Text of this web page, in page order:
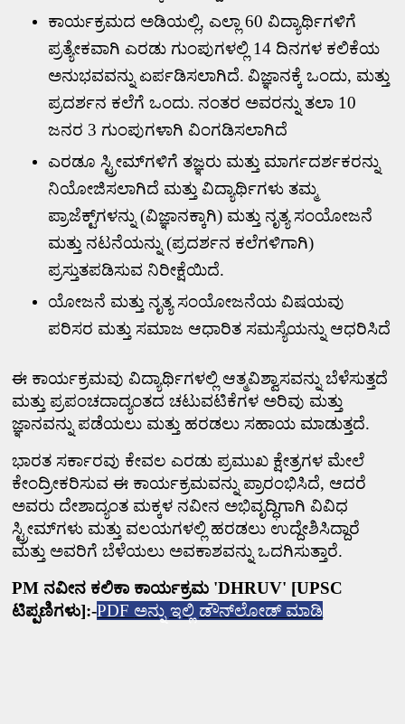
ಕಾರ್ಯಕ್ರಮದ ಅಡಿಯಲ್ಲಿ, ಎಲ್ಲಾ60ವಿದ್ಯಾರ್ಥಿಗಳಿಗೆ
ಪ್ರತ್ಯೇಕವಾಗಿ ಎರಡು ಗುಂಪುಗಳಲ್ಲಿ 14 ದಿನಗಳ ಕಲಿಕೆಯ
ಅನುಭವವನ್ನು ಏರ್ಪಡಿಸಲಾಗಿದೆ. ವಿಜ್ಞಾನಕ್ಕೆ ಒಂದು, ಮತ್ತು
ಪ್ರದರ್ಶನ ಕಲೆಗೆ ಒಂದು. ನಂತರ ಅವರನ್ನು ತಲಾ 10
ಜನರ 3 ಗುಂಪುಗಳಾಗಿ ವಿಂಗಡಿಸಲಾಗಿದೆ
ಎರಡೂ ಸ್ಟ್ರೀಮ್‌ಗಳಿಗೆ ತಜ್ಞರು ಮತ್ತು ಮಾರ್ಗದರ್ಶಕರನ್ನು
ನಿಯೋಜಿಸಲಾಗಿದೆ ಮತ್ತು ವಿದ್ಯಾರ್ಥಿಗಳು ತಮ್ಮ
ಪ್ರಾಜೆಕ್ಟ್‌ಗಳನ್ನು (ವಿಜ್ಞಾನಕ್ಕಾಗಿ) ಮತ್ತು ನೃತ್ಯ ಸಂಯೋಜನೆ
ಮತ್ತು ನಟನೆಯನ್ನು (ಪ್ರದರ್ಶನ ಕಲೆಗಳಿಗಾಗಿ)
ಪ್ರಸ್ತುತಪಡಿಸುವ ನಿರೀಕ್ಷೆಯಿದೆ.
ಯೋಜನೆ ಮತ್ತು ನೃತ್ಯ ಸಂಯೋಜನೆಯ ವಿಷಯವು
ಪರಿಸರ ಮತ್ತು ಸಮಾಜ ಆಧಾರಿತ ಸಮಸ್ಯೆಯನ್ನು ಆಧರಿಸಿದೆ
ಈ ಕಾರ್ಯಕ್ರಮವು ವಿದ್ಯಾರ್ಥಿಗಳಲ್ಲಿ ಆತ್ಮವಿಶ್ವಾಸವನ್ನು ಬೆಳೆಸುತ್ತದೆ
ಮತ್ತು ಪ್ರಪಂಚದಾದ್ಯಂತದ ಚಟುವಟಿಕೆಗಳ ಅರಿವು ಮತ್ತು
ಜ್ಞಾನವನ್ನು ಪಡೆಯಲು ಮತ್ತು ಹರಡಲು ಸಹಾಯ ಮಾಡುತ್ತದೆ.
ಭಾರತ ಸರ್ಕಾರವು ಕೇವಲ ಎರಡು ಪ್ರಮುಖ ಕ್ಷೇತ್ರಗಳ ಮೇಲೆ
ಕೇಂದ್ರೀಕರಿಸುವ ಈ ಕಾರ್ಯಕ್ರಮವನ್ನು ಪ್ರಾರಂಭಿಸಿದೆ, ಆದರೆ
ಅವರು ದೇಶಾದ್ಯಂತ ಮಕ್ಕಳ ನವೀನ ಅಭಿವೃದ್ಧಿಗಾಗಿ ವಿವಿಧ
ಸ್ಟ್ರೀಮ್‌ಗಳು ಮತ್ತು ವಲಯಗಳಲ್ಲಿ ಹರಡಲು ಉದ್ದೇಶಿಸಿದ್ದಾರೆ
ಮತ್ತು ಅವರಿಗೆ ಬೆಳೆಯಲು ಅವಕಾಶವನ್ನು ಒದಗಿಸುತ್ತಾರೆ.
PM ನವೀನ ಕಲಿಕಾ ಕಾರ್ಯಕ್ರಮ 'DHRUV' [UPSC
ಟಿಪ್ಪಣಿಗಳು]:-PDF ಅನ್ನು ಇಲ್ಲಿ ಡೌನ್‌ಲೋಡ್ ಮಾಡಿ